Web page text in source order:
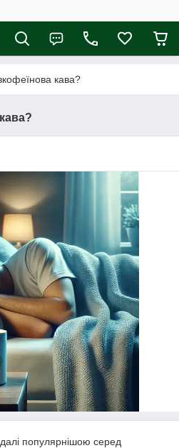
кава?
популярнішою серед